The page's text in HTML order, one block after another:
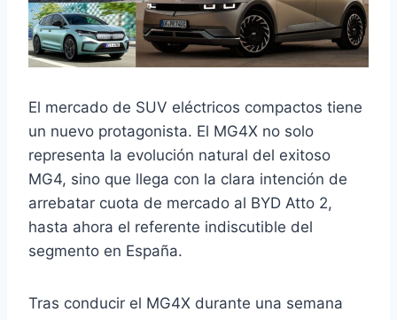
El mercado de SUV eléctricos compactos tiene
un nuevo protagonista. El MG4X no solo
representa la evolución natural del exitoso
MG4, sino que llega con la clara intención de
arrebatar cuota de mercado al BYD Atto 2,
hasta ahora el referente indiscutible del
segmento en España.
Tras conducir el MG4X durante una semana